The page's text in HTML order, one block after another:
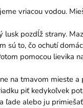
vriacou vodou.
lusk pozdĺž strany.
sú to, čo ochutí
pomocou lievika
na tmavom mieste
piť kedykoľvek
ľade alebo ju